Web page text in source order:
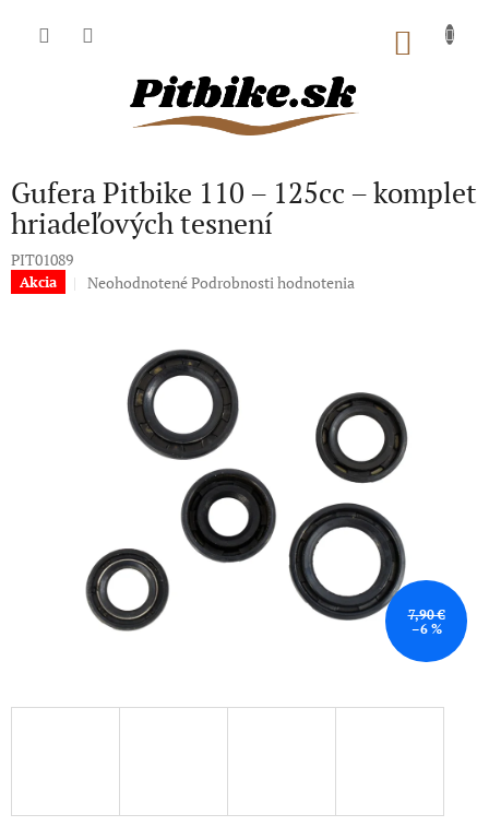
Gufera Pitbike 110 – 125cc – komplet
hriadeľových tesnení
PIT01089
Akcia
Priemerné
hviezdičiek.
NeohodnotenéPodrobnosti hodnotenia
7,90 €
–6 %